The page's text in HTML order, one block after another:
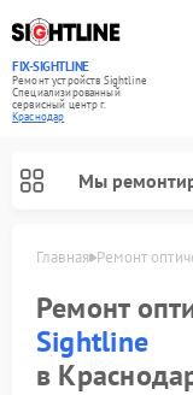
FIX-SIGHTLINE
Ремонт устройств Sightline
Специализированный
cервисный центр г.
Краснодар
Мы
Главная Ремонт
Ремонт
Sightline
в